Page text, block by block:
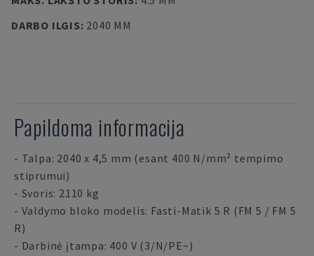
DARBO ILGIS: 2040 MM
Papildoma informacija
- Talpa: 2040 x 4,5 mm (esant 400 N/mm² tempimo
stiprumui)
- Svoris: 2110 kg
- Valdymo bloko modelis: Fasti-Matik 5 R (FM 5 / FM 5
R)
- Darbinė įtampa: 400 V (3/N/PE~)